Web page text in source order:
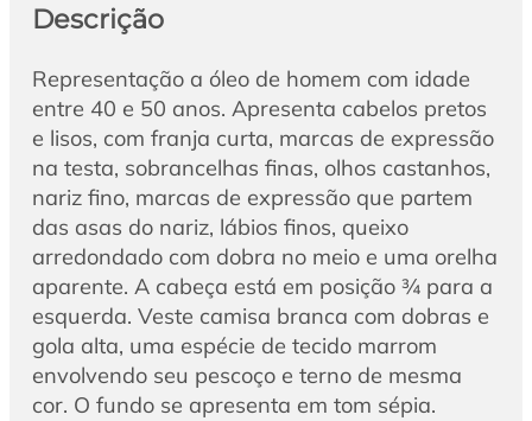
Descrição
Representação a óleo de homem com idade
entre 40 e 50 anos. Apresenta cabelos pretos
e lisos, com franja curta, marcas de expressão
na testa, sobrancelhas finas, olhos castanhos,
nariz fino, marcas de expressão que partem
das asas do nariz, lábios finos, queixo
arredondado com dobra no meio e uma orelha
aparente. A cabeça está em posição ¾ para a
esquerda. Veste camisa branca com dobras e
gola alta, uma espécie de tecido marrom
envolvendo seu pescoço e terno de mesma
cor. O fundo se apresenta em tom sépia.